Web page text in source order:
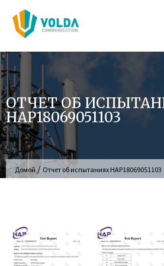
перейти
содержанию
ОТЧЕТ ОБ
HAP18069051103
Домой / Отчет об испытаниях HAP18069051103